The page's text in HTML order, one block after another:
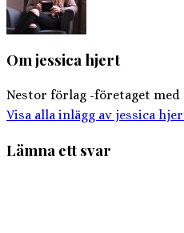
Om jessica hjert
Nestor förlag -företaget
Visa alla inlägg av jessica
Lämna ett svar